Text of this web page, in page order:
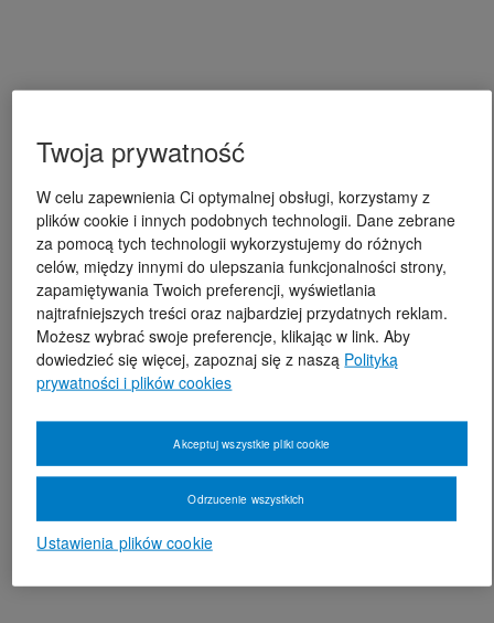
Twoja prywatność
W celu zapewnienia Ci optymalnej obsługi, korzystamy z
plików cookie i innych podobnych technologii. Dane zebrane
za pomocą tych technologii wykorzystujemy do różnych
celów, między innymi do ulepszania funkcjonalności strony,
zapamiętywania Twoich preferencji, wyświetlania
najtrafniejszych treści oraz najbardziej przydatnych reklam.
Możesz wybrać swoje preferencje, klikając w link. Aby
dowiedzieć się więcej, zapoznaj się z naszą Polityką
prywatności i plików cookies
Ustawienia plików cookie
Odrzucenie wszystkich
Akceptuj wszystkie pliki cookie